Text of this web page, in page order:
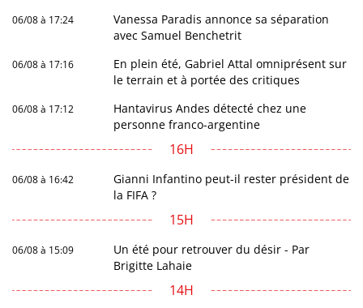
06/08 à 17:24
Vanessa Paradis annonce sa séparation
avec Samuel Benchetrit
06/08 à 17:16
En plein été, Gabriel Attal omniprésent sur
le terrain et à portée des critiques
06/08 à 17:12
Hantavirus Andes détecté chez une
personne franco-argentine
16H
06/08 à 16:42
Gianni Infantino peut-il rester président de
la FIFA ?
15H
06/08 à 15:09
Un été pour retrouver du désir - Par
Brigitte Lahaie
14H